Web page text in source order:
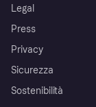
Legal
Press
Privacy
Sicurezza
Sostenibilità